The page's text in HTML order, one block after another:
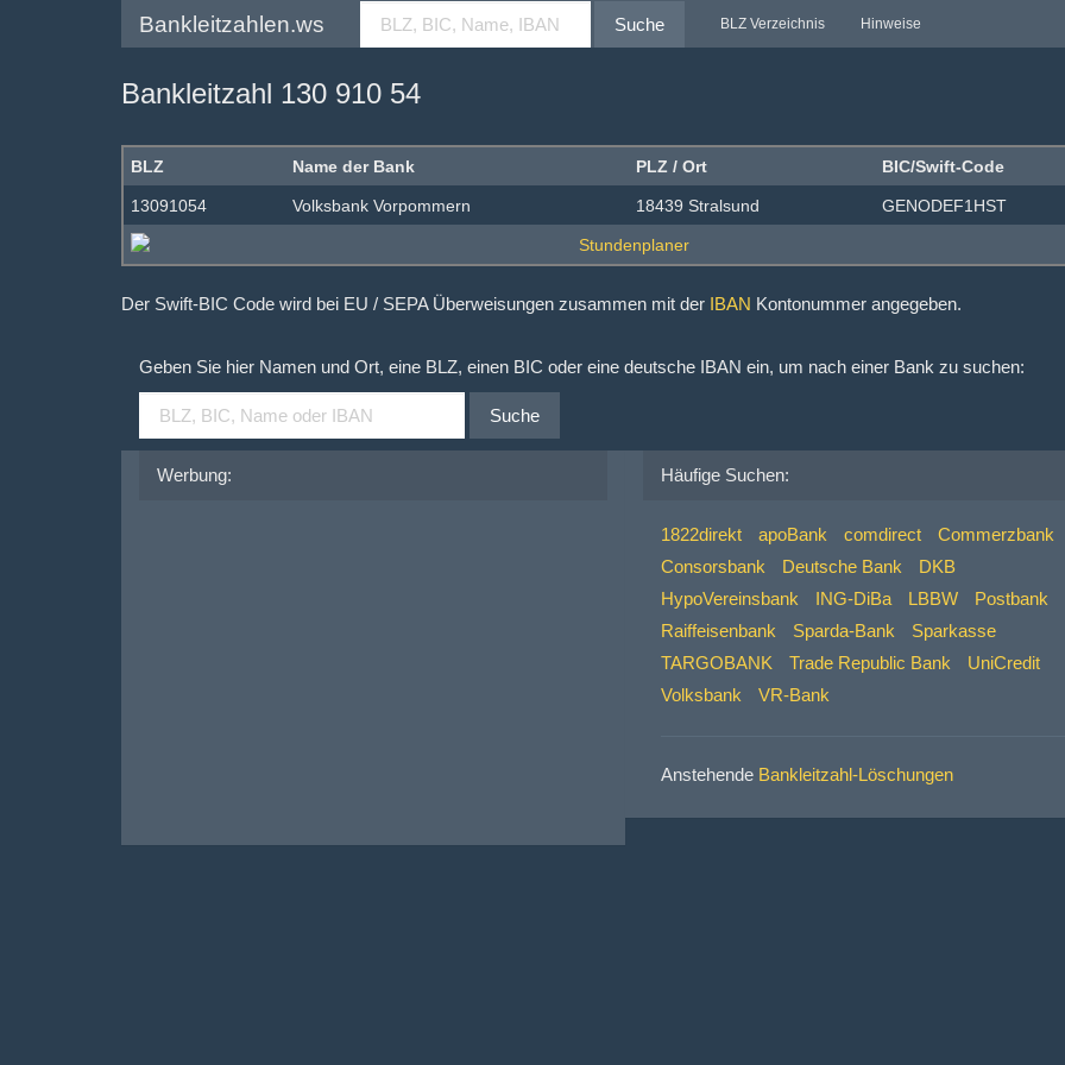
Bankleitzahlen.ws Suche BLZ Verzeichnis Hinweise
Bankleitzahl 130 910 54
BLZ Name der Bank PLZ / Ort BIC/Swift-Code
13091054 Volksbank Vorpommern 18439 Stralsund GENODEF1HST
Der Swift-BIC Code wird bei EU / SEPA Überweisungen zusammen mit der IBAN Kontonummer angegeben.
Geben Sie hier Namen und Ort, eine BLZ, einen BIC oder eine deutsche IBAN ein, um nach einer Bank zu suchen:
Suche
Werbung: Häufige Suchen:
1822direkt apoBank comdirect
Commerzbank
Consorsbank
Deutsche Bank
DKB
HypoVereinsbank
ING-DiBa LBBW
Postbank
Raiffeisenbank
Sparda-Bank
Sparkasse
TARGOBANK
Trade Republic Bank
UniCredit
Volksbank
VR-Bank
Anstehende Bankleitzahl-Löschungen